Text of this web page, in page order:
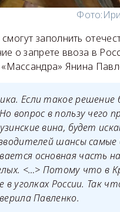
Фото:
заполнить
о запрете ввоза в
Янина
Если такое решение
вопрос в пользу чего
вина, будет
шансы
основная часть
<…> Потому что в
в уголках России.
Павленко.